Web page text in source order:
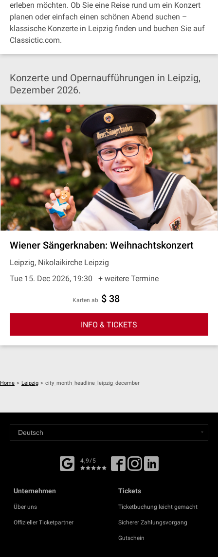
erleben möchten. Ob Sie eine Reise rund um ein Konzert
planen oder einfach einen schönen Abend suchen –
klassische Konzerte in Leipzig finden und buchen Sie auf
Classictic.com.
Konzerte und Opernaufführungen in Leipzig,
Dezember 2026.
Wiener Sängerknaben: Weihnachtskonzert
Leipzig, Nikolaikirche Leipzig
Tue 15. Dec 2026, 19:30
+ weitere Termine
Karten ab $ 38
INFO & TICKETS
Home > Leipzig > city_month_headline_leipzig_december
4,9/5
Unternehmen
Über uns
Offizieller Ticketpartner
Tickets
Ticketbuchung leicht gemacht
Sicherer Zahlungsvorgang
Gutschein